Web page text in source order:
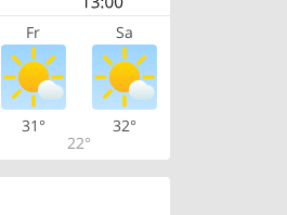
Fr Sa
31°
22°
32°